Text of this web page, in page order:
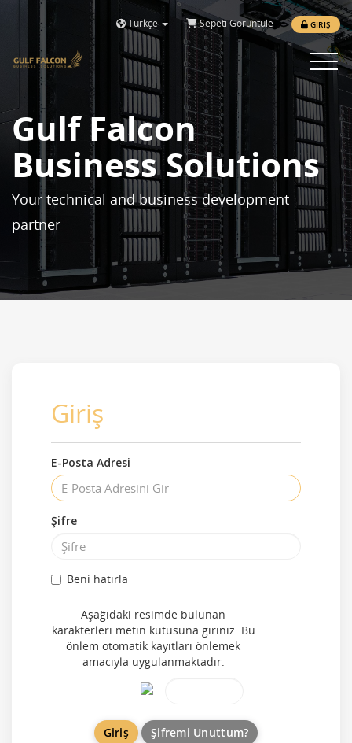
Türkçe Sepeti Görüntüle GIRIŞ
Toggle
Gulf Falcon
Business Solutions
Your technical and business development
partner
Giriş
E-Posta Adresi
Şifre
Beni hatırla
Aşağıdaki resimde bulunan
karakterleri metin kutusuna giriniz. Bu
önlem otomatik kayıtları önlemek
amacıyla uygulanmaktadır.
Şifremi Unuttum?